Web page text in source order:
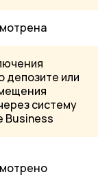
депозите или
систему
Business